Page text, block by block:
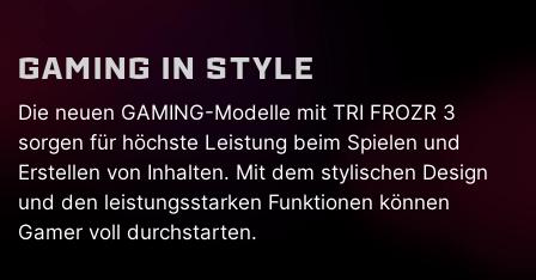
GAMING IN STYLE
Die neuen GAMING-Modelle mit TRI FROZR 3
sorgen für höchste Leistung beim Spielen und
Erstellen von Inhalten. Mit dem stylischen Design
und den leistungsstarken Funktionen können
Gamer voll durchstarten.